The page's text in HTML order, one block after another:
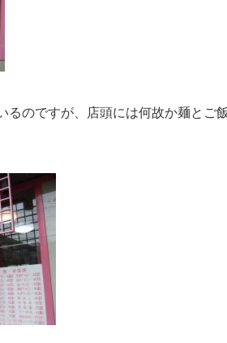
るのですが、店頭には何故か麺とご